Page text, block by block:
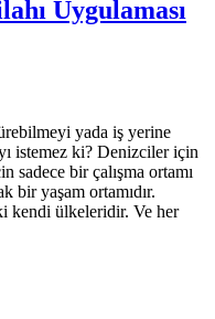
Uygulaması
yada iş yerine
istemez ki? Denizciler için
sadece bir çalışma ortamı
bir yaşam ortamıdır.
kendi ülkeleridir. Ve her